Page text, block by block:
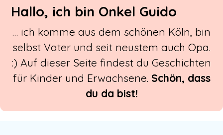
Hallo, ich bin Onkel Guido
… ich komme aus dem schönen Köln, bin
selbst Vater und seit neustem auch Opa.
:) Auf dieser Seite findest du Geschichten
für Kinder und Erwachsene. Schön, dass
du da bist!